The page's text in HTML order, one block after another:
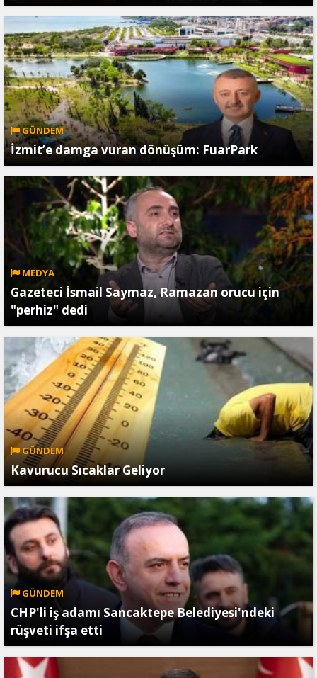
GÜNDEM
İzmit’e damga vuran dönüşüm: FuarPark
MEDYA
Gazeteci İsmail Saymaz, Ramazan orucu için
"perhiz" dedi
GÜNDEM
Kavurucu Sıcaklar Geliyor
GÜNDEM
CHP'li iş adamı Sancaktepe Belediyesi'ndeki
rüşveti ifşa etti